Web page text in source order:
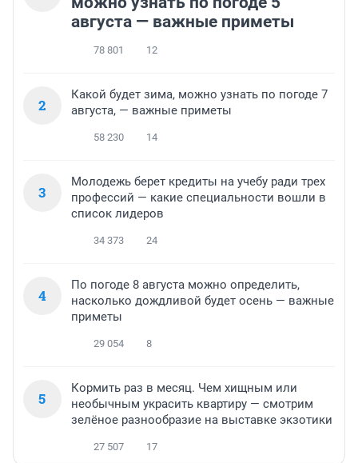
августа — важные приметы
78 801 12
2
Какой будет зима, можно узнать по погоде 7
августа, — важные приметы
58 230 14
3
Молодежь берет кредиты на учебу ради трех
профессий — какие специальности вошли в
список лидеров
34 373 24
4
По погоде 8 августа можно определить,
насколько дождливой будет осень — важные
приметы
29 054 8
5
Кормить раз в месяц. Чем хищным или
необычным украсить квартиру — смотрим
зелёное разнообразие на выставке экзотики
27 507 17